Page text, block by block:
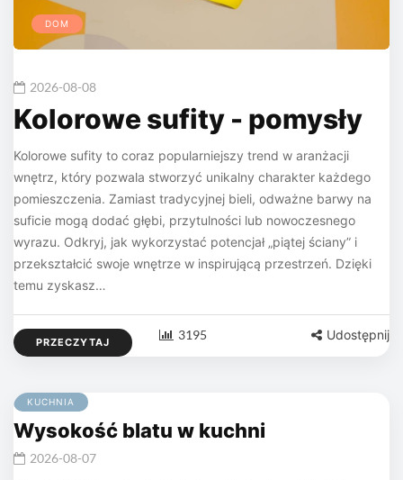
DOM
2026-08-08
Kolorowe sufity - pomysły
Kolorowe sufity to coraz popularniejszy trend w aranżacji
wnętrz, który pozwala stworzyć unikalny charakter każdego
pomieszczenia. Zamiast tradycyjnej bieli, odważne barwy na
suficie mogą dodać głębi, przytulności lub nowoczesnego
wyrazu. Odkryj, jak wykorzystać potencjał „piątej ściany” i
przekształcić swoje wnętrze w inspirującą przestrzeń. Dzięki
temu zyskasz…
PRZECZYTAJ 3195 Udostępnij
KUCHNIA
Wysokość blatu w kuchni
2026-08-07